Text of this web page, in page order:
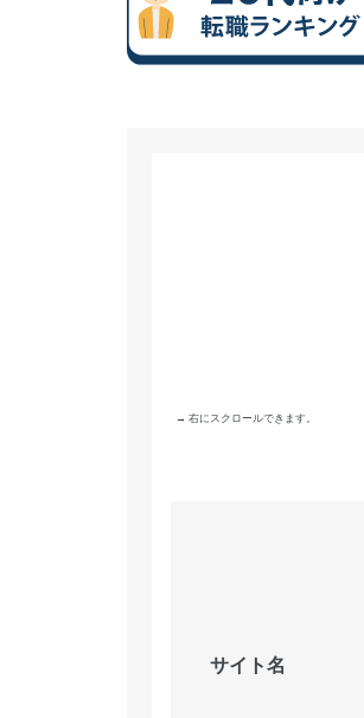
→ 右にスクロールできます。
サイト名